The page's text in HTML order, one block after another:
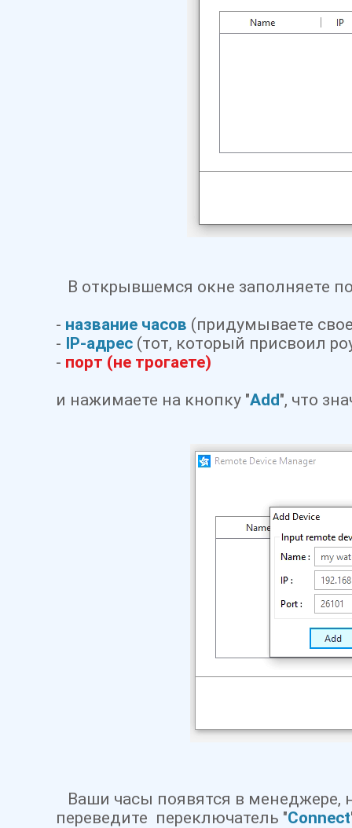
В открывшемся окне заполняете
- название часов (придумываете
- IP-адрес (тот, который присвоил
- порт (не трогаете)
и нажимаете на кнопку "Add", что
Ваши часы появятся в менеджере,
переведите переключатель "Connect